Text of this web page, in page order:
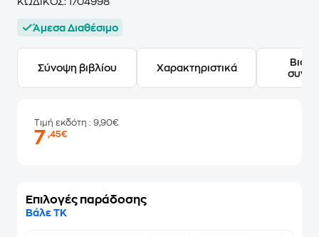
Άμεσα Διαθέσιμο
Σύνοψη βιβλίου Χαρακτηριστικά
Τιμή εκδότη : 9,90€
7,45€
Επιλογές παράδοσης
Βάλε ΤΚ